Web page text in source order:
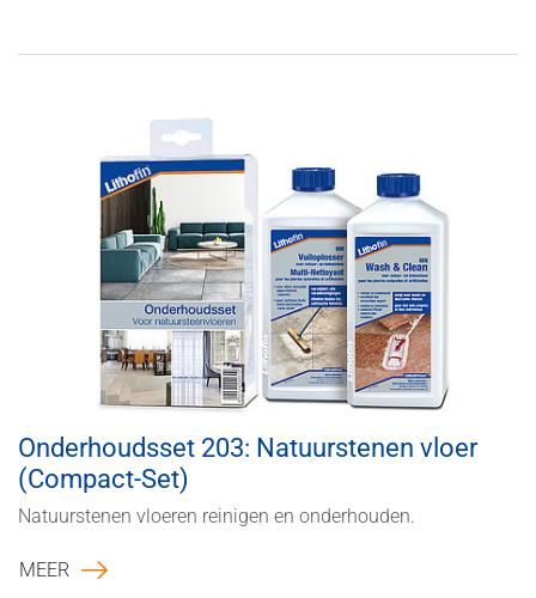
Onderhoudsset 203: Natuurstenen vloer
(Compact-Set)
Natuurstenen vloeren reinigen en onderhouden.
MEER